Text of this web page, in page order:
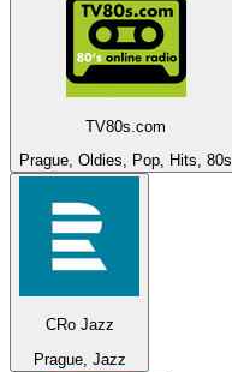
TV80s.com
Prague, Oldies, Pop, Hits, 80s
CRo Jazz
Prague, Jazz